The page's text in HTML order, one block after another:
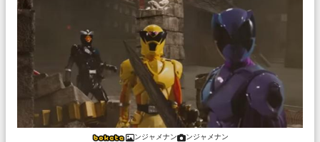
ンジャメナン ンジャメナン